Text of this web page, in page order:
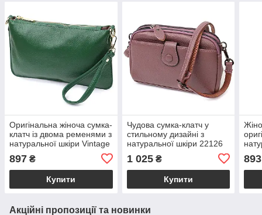
Оригінальна жіноча сумка-
клатч із двома ременями з
натуральної шкіри Vintage
897 ₴
Купити
Чудова сумка-клатч у
стильному дизайні з
натуральної шкіри 22126
1 025₴
Купити
893
Акційні пропозиції та новинки